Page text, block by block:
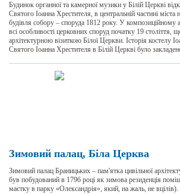
Будинок органної та камерної музики у Білій Церкві
Святого Іоанна Хрестителя, в центральній частині міста
будівля собору – споруда 1812 року. У композиційному
всі особливості церковних споруд початку 19 століття,
архітектурною візиткою Білої Церкви. Історія костелу
Святого Іоанна Хрестителя в Білій Церкві було
Зимовий палац, Біла Церква
Зимовий палац Браницьких – пам'ятка цивільної
був побудований в 1796 році як зимова резиденція
маєтку в парку «Олександрія», який, на жаль, не